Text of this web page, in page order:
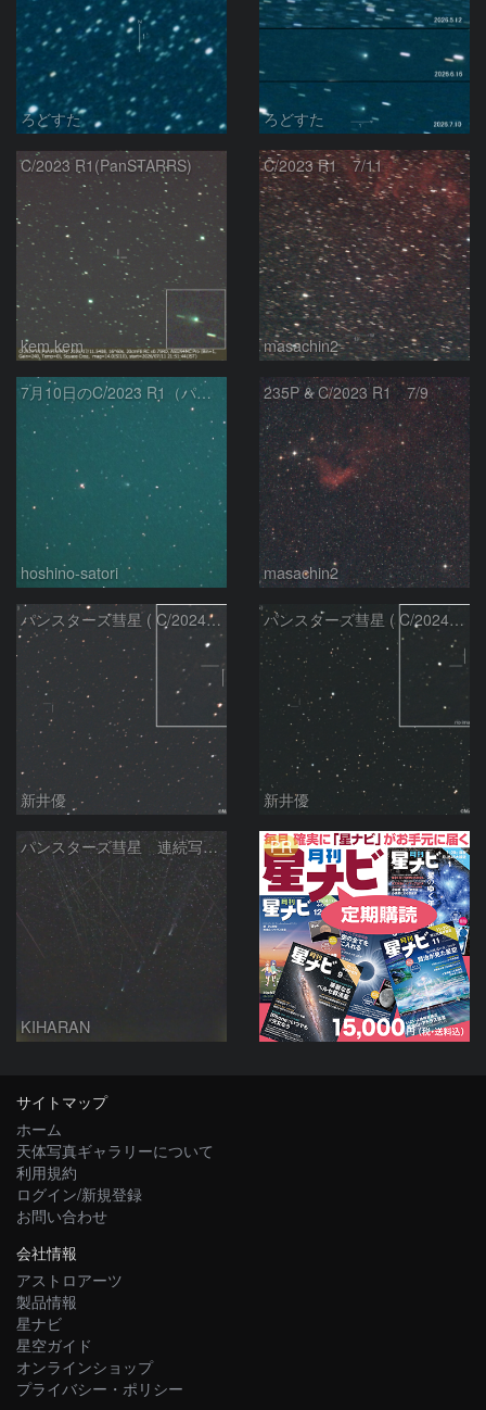
ろどすた ろどすた
C/2023 R1(PanSTARRS)
kem.kem
C/2023 R1 7/11
masachin2
7月10日のC/2023 R1（パンスターズ彗星）
hoshino-satori
235P & C/2023 R1 7/9
masachin2
パンスターズ彗星 ( C/2024R4 )：2026/06/28
新井優
パンスターズ彗星 ( C/2024G4 )の予報位置：2026/06/23
新井優
パンスターズ彗星 連続写真 再処理
KIHARAN
PR
サイトマップ
ホーム
天体写真ギャラリーについて
利用規約
ログイン/新規登録
お問い合わせ
会社情報
アストロアーツ
製品情報
星ナビ
星空ガイド
オンラインショップ
プライバシー・ポリシー